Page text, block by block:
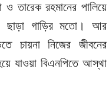
ও তারেক রহমানের পালিয়ে
ছাড়া গাড়ির মতো। আর
চায়না নিজের জীবনের
যাওয়া বিএনপিতে আস্থা